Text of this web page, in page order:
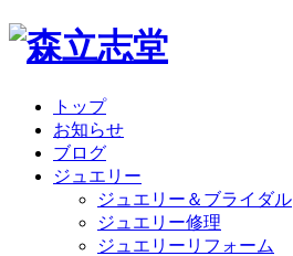
トップ
お知らせ
ブログ
ジュエリー
ジュエリー＆ブライダル
ジュエリー修理
ジュエリーリフォーム